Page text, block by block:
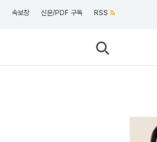
속보창 신문/PDF 구독 RSS